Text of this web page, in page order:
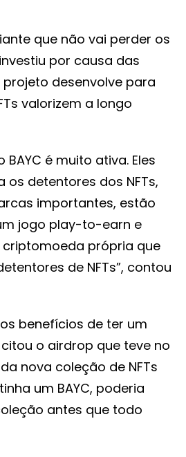
que não vai perder os
por causa das
desenvolve para
valorizem a longo
é muito ativa. Eles
detentores dos NFTs,
importantes, estão
jogo play-to-earn e
própria que
de NFTs”, contou
benefícios de ter um
citou o airdrop que teve no
nova coleção de NFTs
um BAYC, poderia
antes que todo